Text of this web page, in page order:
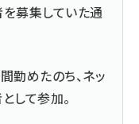
を募集していた通
勤めたのち、ネッ
して参加。